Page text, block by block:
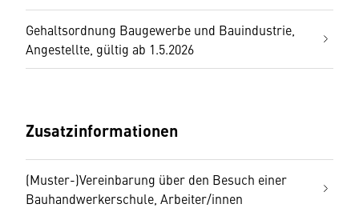
Gehaltsordnung Baugewerbe und Bauindustrie,
Angestellte, gültig ab 1.5.2026
Zusatzinformationen
(Muster-)Vereinbarung über den Besuch einer
Bauhandwerkerschule, Arbeiter/innen